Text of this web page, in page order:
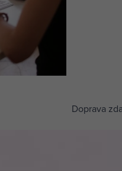
Doprava